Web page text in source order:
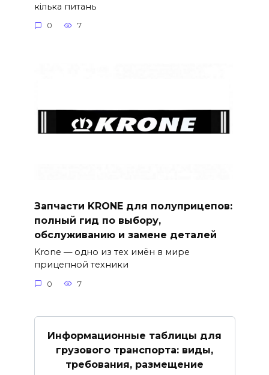
кілька питань
0 7
Запчасти KRONE для полуприцепов:
полный гид по выбору,
обслуживанию и замене деталей
Krone — одно из тех имён в мире
прицепной техники
0 7
Информационные таблицы для
грузового транспорта: виды,
требования, размещение